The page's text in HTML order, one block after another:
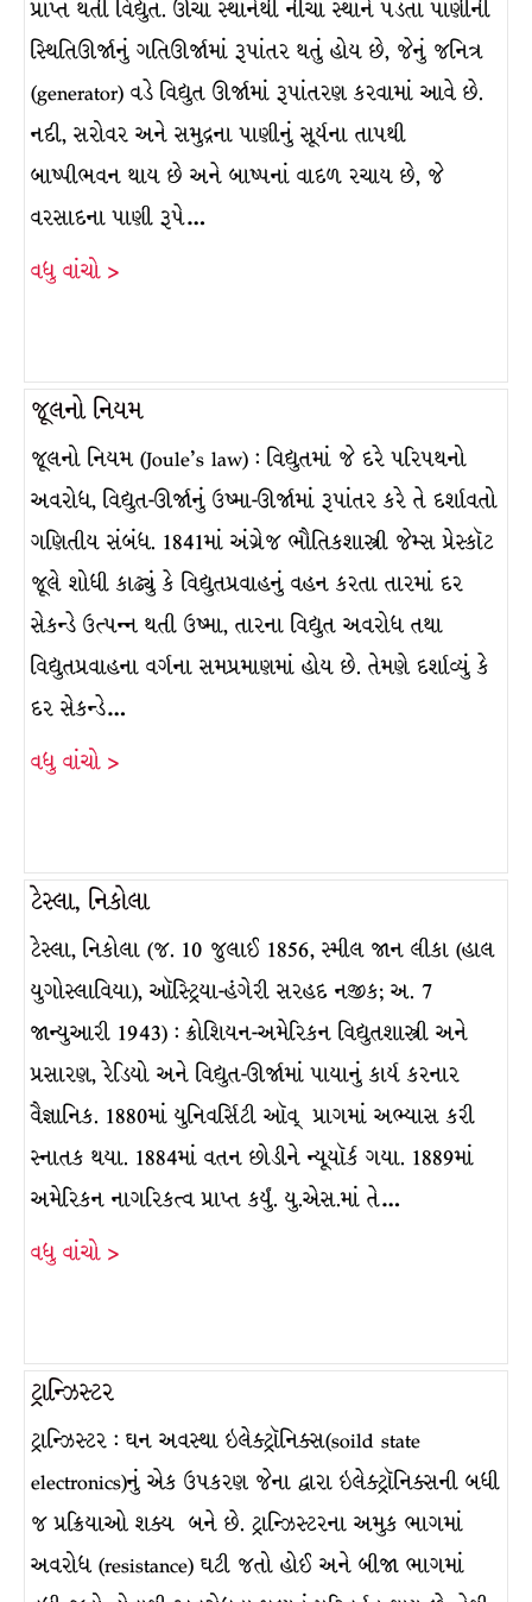
પ્રાપ્ત થતી વિદ્યુત. ઊંચા સ્થાનેથી નીચા સ્થાને પડતા પાણીની
સ્થિતિઊર્જાનું ગતિઊર્જામાં રૂપાંતર થતું હોય છે, જેનું જનિત્ર
(generator) વડે વિદ્યુત ઊર્જામાં રૂપાંતરણ કરવામાં આવે છે.
નદી, સરોવર અને સમુદ્રના પાણીનું સૂર્યના તાપથી
બાષ્પીભવન થાય છે અને બાષ્પનાં વાદળ રચાય છે, જે
વરસાદના પાણી રૂપે…
વધુ વાંચો >
જૂલનો નિયમ
જૂલનો નિયમ (Joule’s law) : વિદ્યુતમાં જે દરે પરિપથનો
અવરોધ, વિદ્યુત-ઊર્જાનું ઉષ્મા-ઊર્જામાં રૂપાંતર કરે તે દર્શાવતો
ગણિતીય સંબંધ. 1841માં અંગ્રેજ ભૌતિકશાસ્ત્રી જેમ્સ પ્રેસ્કૉટ
જૂલે શોધી કાઢ્યું કે વિદ્યુતપ્રવાહનું વહન કરતા તારમાં દર
સેકન્ડે ઉત્પન્ન થતી ઉષ્મા, તારના વિદ્યુત અવરોધ તથા
વિદ્યુતપ્રવાહના વર્ગના સમપ્રમાણમાં હોય છે. તેમણે દર્શાવ્યું કે
દર સેકન્ડે…
વધુ વાંચો >
ટેસ્લા, નિકોલા
ટેસ્લા, નિકોલા (જ. 10 જુલાઈ 1856, સ્મીલ જાન લીકા (હાલ
યુગોસ્લાવિયા), ઑસ્ટ્રિયા-હંગેરી સરહદ નજીક; અ. 7
જાન્યુઆરી 1943) : ક્રોશિયન-અમેરિકન વિદ્યુતશાસ્ત્રી અને
પ્રસારણ, રેડિયો અને વિદ્યુત-ઊર્જામાં પાયાનું કાર્ય કરનાર
વૈજ્ઞાનિક. 1880માં યુનિવર્સિટી ઑવ્ પ્રાગમાં અભ્યાસ કરી
સ્નાતક થયા. 1884માં વતન છોડીને ન્યૂયૉર્ક ગયા. 1889માં
અમેરિકન નાગરિકત્વ પ્રાપ્ત કર્યું. યુ.એસ.માં તે…
વધુ વાંચો >
ટ્રાન્ઝિસ્ટર
ટ્રાન્ઝિસ્ટર : ઘન અવસ્થા ઇલેક્ટ્રૉનિક્સ(soild state
electronics)નું એક ઉપકરણ જેના દ્વારા ઇલેક્ટ્રૉનિક્સની બધી
જ પ્રક્રિયાઓ શક્ય બને છે. ટ્રાન્ઝિસ્ટરના અમુક ભાગમાં
અવરોધ (resistance) ઘટી જતો હોઈ અને બીજા ભાગમાં